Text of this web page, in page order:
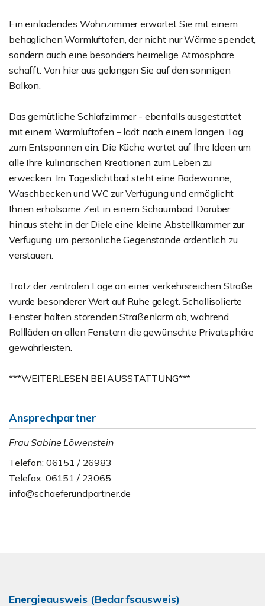
Ein einladendes Wohnzimmer erwartet Sie mit einem
behaglichen Warmluftofen, der nicht nur Wärme spendet,
sondern auch eine besonders heimelige Atmosphäre
schafft. Von hier aus gelangen Sie auf den sonnigen
Balkon.
Das gemütliche Schlafzimmer - ebenfalls ausgestattet
mit einem Warmluftofen – lädt nach einem langen Tag
zum Entspannen ein. Die Küche wartet auf Ihre Ideen um
alle Ihre kulinarischen Kreationen zum Leben zu
erwecken. Im Tageslichtbad steht eine Badewanne,
Waschbecken und WC zur Verfügung und ermöglicht
Ihnen erholsame Zeit in einem Schaumbad. Darüber
hinaus steht in der Diele eine kleine Abstellkammer zur
Verfügung, um persönliche Gegenstände ordentlich zu
verstauen.
Trotz der zentralen Lage an einer verkehrsreichen Straße
wurde besonderer Wert auf Ruhe gelegt. Schallisolierte
Fenster halten störenden Straßenlärm ab, während
Rollläden an allen Fenstern die gewünschte Privatsphäre
gewährleisten.
***WEITERLESEN BEI AUSSTATTUNG***
Ansprechpartner
Frau Sabine Löwenstein
Telefon: 06151 / 26983
Telefax: 06151 / 23065
info@schaeferundpartner.de
Energieausweis (Bedarfsausweis)